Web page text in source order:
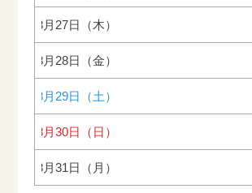
年8月27日（木）
年8月28日（金）
年8月29日（土）
年8月30日（日）
年8月31日（月）